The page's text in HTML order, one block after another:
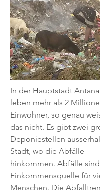
In der Hauptstadt
leben mehr als 2
Einwohner, so genau
das nicht. Es gibt zwei
Deponiestellen
Stadt, wo die Abfälle
hinkommen. Abfälle
Einkommensquelle für
Menschen. Die